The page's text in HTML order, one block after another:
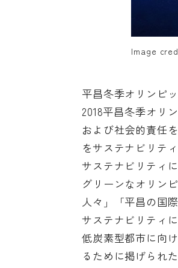
Image
平昌冬季オリンピ
2018平昌冬季オリ
および社会的責任
をサステナビリテ
サステナビリティ
グリーンなオリン
人々」「平昌の国
サステナビリティ
低炭素型都市に向
るために掲げられ